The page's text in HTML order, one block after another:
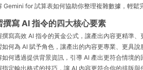
Gemini for 試算表如何協助你整理複雜數據，輕鬆
撰寫 AI 指令的四大核心要素
撰寫高效 AI 指令的黃金公式，讓產出內容更精準、
如何為 AI 賦予角色，讓產出的內容更專業、更具說
如何透過提供背景資訊，引導 AI 產出更符合情境的
指定輸出格式的技巧，讓 AI 內容更符合你的排版與